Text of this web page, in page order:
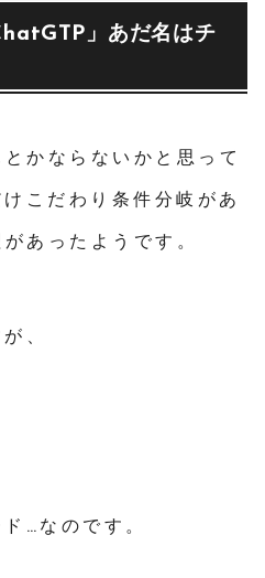
」あだ名はチ
かならないかと思って
こだわり条件分岐があ
あったようです。
、
…なのです。